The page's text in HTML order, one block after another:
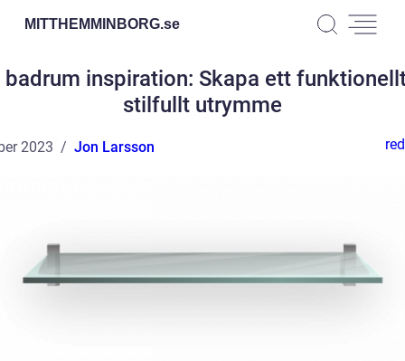
MITTHEMMINBORG.se
inspiration: Skapa ett
stilfullt utrymme
2023 Jon Larsson